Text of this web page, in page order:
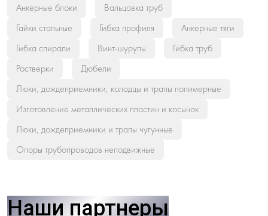
Анкерные блоки
Вальцовка труб
Гайки стальные
Гибка профиля
Анкерные тяги
Гибка спирали
Винт-шурупы
Гибка труб
Ростверки
Дюбели
Люки, дождеприемники, колодцы и трапы полимерные
Изготовление металлических пластин и косынок
Люки, дождеприемники и трапы чугунные
Опоры трубопроводов неподвижные
Наши партнеры